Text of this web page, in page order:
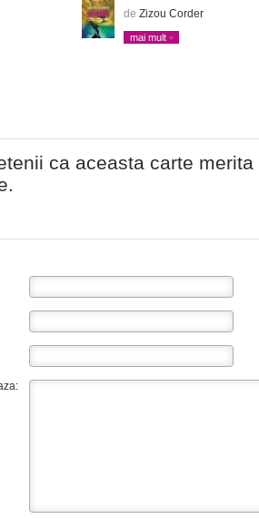
de Zizou Corder
mai mult
ca aceasta carte